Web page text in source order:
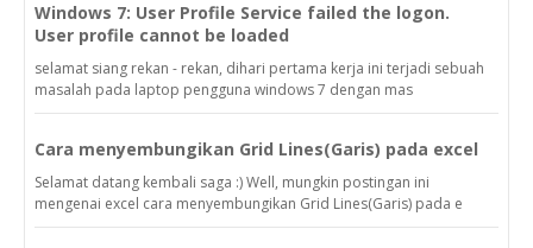
Windows 7: User Profile Service failed the logon.
User profile cannot be loaded
selamat siang rekan - rekan, dihari pertama kerja ini terjadi sebuah
masalah pada laptop pengguna windows 7 dengan mas
Cara menyembungikan Grid Lines(Garis) pada excel
Selamat datang kembali saga :) Well, mungkin postingan ini
mengenai excel cara menyembungikan Grid Lines(Garis) pada e